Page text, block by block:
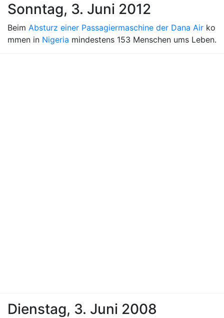
Sonntag, 3. Juni 2012
Beim Absturz einer Passagiermaschine der Dana Air ko
mmen in Nigeria mindestens 153 Menschen ums Leben.
Dienstag, 3. Juni 2008